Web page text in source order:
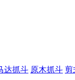
达抓斗 原木抓斗 剪